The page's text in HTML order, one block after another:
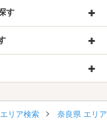
す
エリア検索 奈良県 エリ